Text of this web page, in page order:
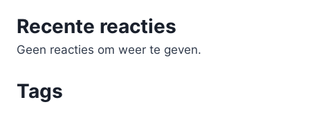
Recente reacties
Geen reacties om weer te geven.
Tags